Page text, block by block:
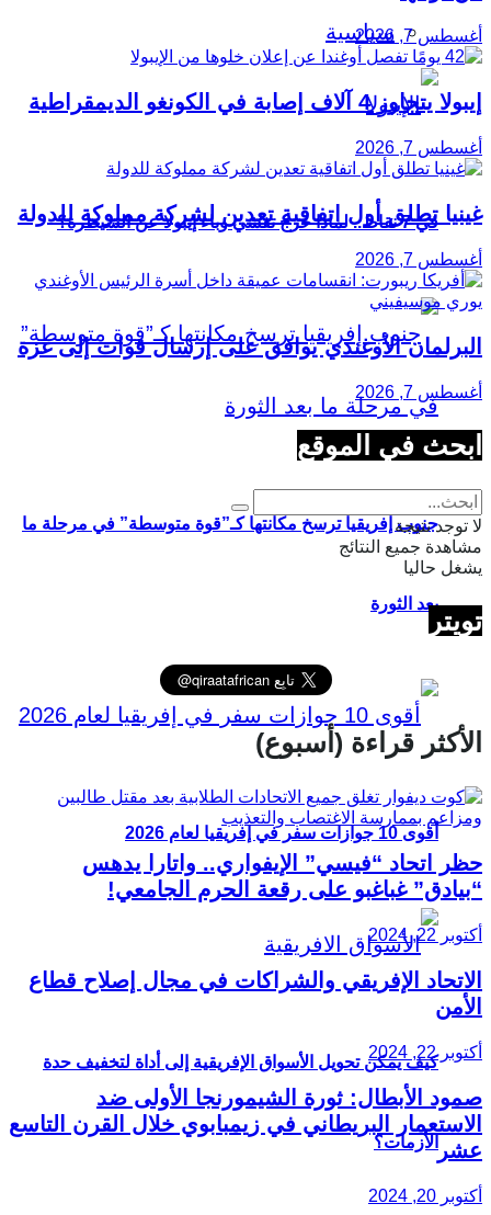
سياسية
في 7 نقاط.. لماذا خرج تفشي وباء إيبولا عن السيطرة؟
جنوب إفريقيا ترسخ مكانتها كـ”قوة متوسطة” في مرحلة ما
بعد الثورة
أقوى 10 جوازات سفر في إفريقيا لعام 2026
كيف يمكن تحويل الأسواق الإفريقية إلى أداة لتخفيف حدة
الأزمات؟
أغسطس 7, 2026
إيبولا يتجاوز 4 آلاف إصابة في الكونغو الديمقراطية
أغسطس 7, 2026
غينيا تطلق أول اتفاقية تعدين لشركة مملوكة للدولة
أغسطس 7, 2026
البرلمان الأوغندي يوافق على إرسال قوات إلى غزة
أغسطس 7, 2026
ابحث في الموقع
لا توجد نتيجة
مشاهدة جميع النتائج
يشغل حاليا
تويتر
الأكثر قراءة (أسبوع)
حظر اتحاد “فيسي” الإيفواري.. واتارا يدهس
“بيادق” غباغبو على رقعة الحرم الجامعي!
أكتوبر 22, 2024
الاتحاد الإفريقي والشراكات في مجال إصلاح قطاع
الأمن
أكتوبر 22, 2024
صمود الأبطال: ثورة الشيمورنجا الأولى ضد
الاستعمار البريطاني في زيمبابوي خلال القرن التاسع
عشر
أكتوبر 20, 2024